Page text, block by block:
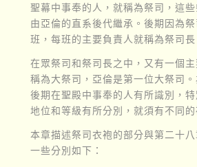
聖幕中事奉的人，就稱為祭司，這些
由亞倫的直系後代繼承。後期因為
班，每班的主要負責人就稱為祭司長
在眾祭司和祭司長之中，又有一個
稱為大祭司，亞倫是第一位大祭司
後期在聖殿中事奉的人有所識別，
地位和等級有所分別，就須有不同的
本章描述祭司衣袍的部分與第二十
一些分別如下：